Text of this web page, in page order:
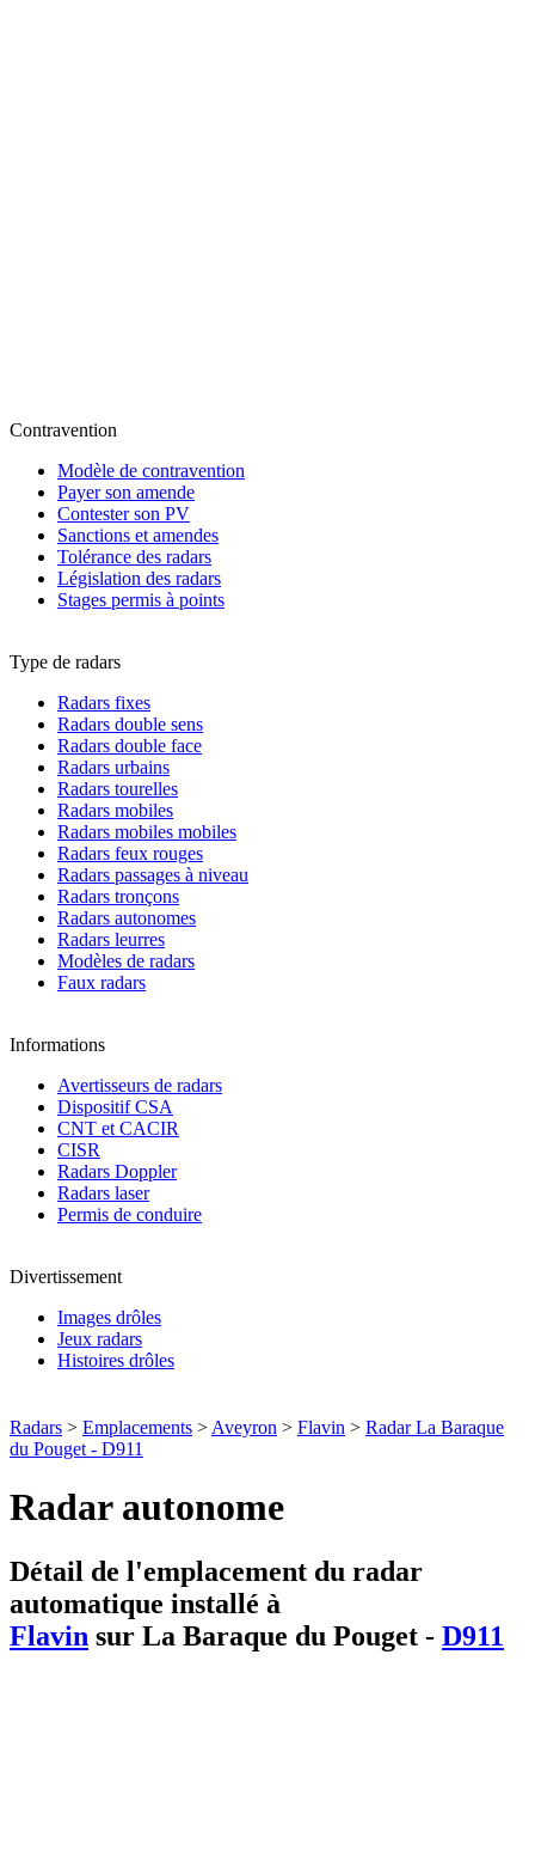
Contravention
Modèle de contravention
Payer son amende
Contester son PV
Sanctions et amendes
Tolérance des radars
Législation des radars
Stages permis à points
Type de radars
Radars fixes
Radars double sens
Radars double face
Radars urbains
Radars tourelles
Radars mobiles
Radars mobiles mobiles
Radars feux rouges
Radars passages à niveau
Radars tronçons
Radars autonomes
Radars leurres
Modèles de radars
Faux radars
Informations
Avertisseurs de radars
Dispositif CSA
CNT et CACIR
CISR
Radars Doppler
Radars laser
Permis de conduire
Divertissement
Images drôles
Jeux radars
Histoires drôles
Radars > Emplacements > Aveyron > Flavin > Radar La Baraque
du Pouget - D911
Radar autonome
Détail de l'emplacement du radar
automatique installé à
Flavin sur La Baraque du Pouget - D911